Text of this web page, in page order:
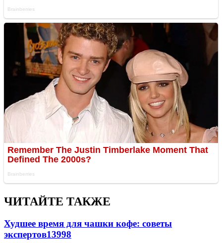
ЧИТАЙТЕ ТАКЖЕ
Худшее время для чашки кофе: советы
экспертов13998